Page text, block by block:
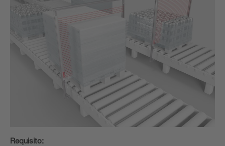
Requisito: